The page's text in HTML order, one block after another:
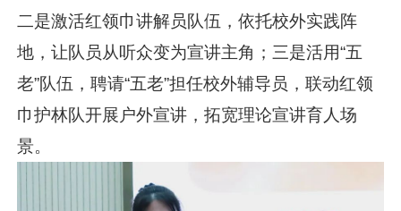
二是激活红领巾讲解员队伍，依托校外实践阵
地，让队员从听众变为宣讲主角；三是活用“五
老”队伍，聘请“五老”担任校外辅导员，联动红领
巾护林队开展户外宣讲，拓宽理论宣讲育人场
景。